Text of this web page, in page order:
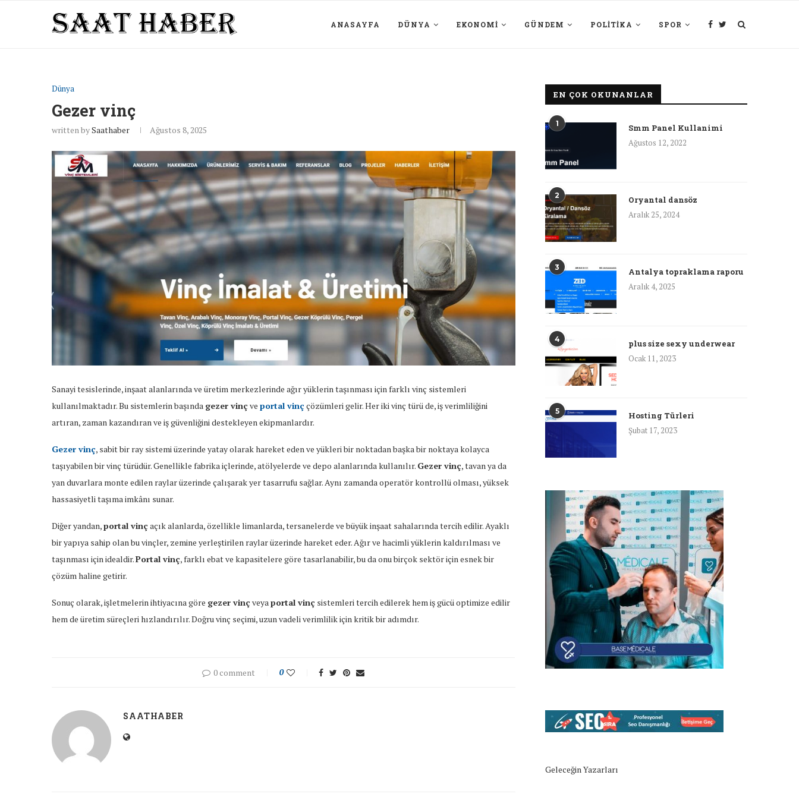
ANASAYFA DÜNYA EKONOMI GÜNDEM POLITIKA SPOR
Dünya
Gezer vinç
written bySaathaber Ağustos 8, 2025
Sanayi tesislerinde, inşaat alanlarında ve üretim merkezlerinde ağır yüklerin taşınması için farklı vinç sistemleri
kullanılmaktadır. Bu sistemlerin başında gezer vinç ve portal vinç çözümleri gelir. Her iki vinç türü de, iş verimliliğini
artıran, zaman kazandıran ve iş güvenliğini destekleyen ekipmanlardır.
Gezer vinç, sabit bir ray sistemi üzerinde yatay olarak hareket eden ve yükleri bir noktadan başka bir noktaya kolayca
taşıyabilen bir vinç türüdür. Genellikle fabrika içlerinde, atölyelerde ve depo alanlarında kullanılır. Gezer vinç, tavan ya da
yan duvarlara monte edilen raylar üzerinde çalışarak yer tasarrufu sağlar. Aynı zamanda operatör kontrollü olması, yüksek
hassasiyetli taşıma imkânı sunar.
Diğer yandan,portal vinç açık alanlarda, özellikle limanlarda, tersanelerde ve büyük inşaat sahalarında tercih edilir. Ayaklı
bir yapıya sahip olan bu vinçler, zemine yerleştirilen raylar üzerinde hareket eder. Ağır ve hacimli yüklerin kaldırılması ve
taşınması için idealdir.Portal vinç, farklı ebat ve kapasitelere göre tasarlanabilir, bu da onu birçok sektör için esnek bir
çözüm haline getirir.
Sonuç olarak, işletmelerin ihtiyacına göre gezer vinç veya portal vinç sistemleri tercih edilerek hem iş gücü optimize edilir
hem de üretim süreçleri hızlandırılır. Doğru vinç seçimi, uzun vadeli verimlilik için kritik bir adımdır.
0 comment 0
SAATHABER
EN ÇOK OKUNANLAR
1
Smm Panel Kullanimi
Ağustos 12, 2022
2
Oryantal dansöz
Aralık 25, 2024
3
Antalya topraklama raporu
Aralık 4, 2025
4
plus size sexy underwear
Ocak 11, 2023
5
Hosting Türleri
Şubat 17, 2023
Geleceğin Yazarları